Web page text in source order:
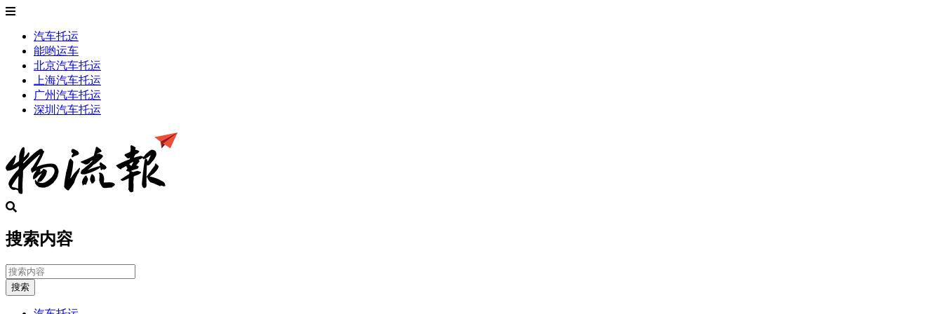
汽车托运
能哟运车
北京汽车托运
上海汽车托运
广州汽车托运
深圳汽车托运
搜索内容
搜索